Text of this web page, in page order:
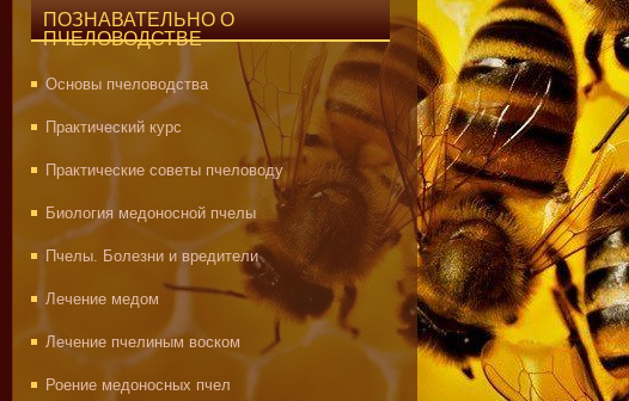
ПОЗНАВАТЕЛЬНО О
ПЧЕЛОВОДСТВЕ
Основы пчеловодства
Практический курс
Практические советы пчеловоду
Биология медоносной пчелы
Пчелы. Болезни и вредители
Лечение медом
Лечение пчелиным воском
Роение медоносных пчел